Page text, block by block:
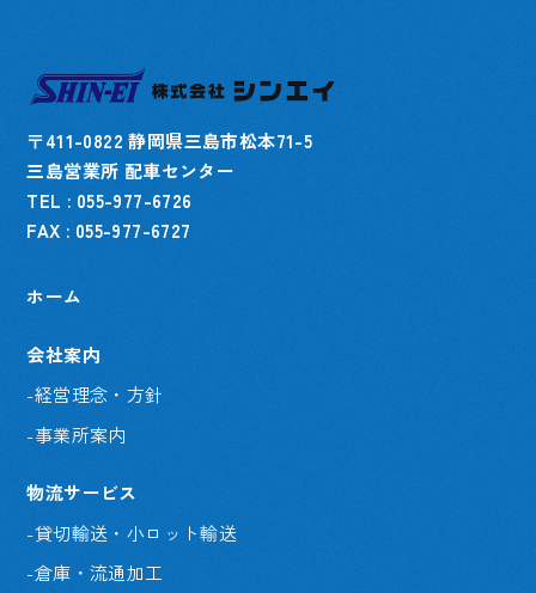
〒411-0822 静岡県三島市松本71-5
三島営業所 配車センター
TEL : 055-977-6726
FAX : 055-977-6727
ホーム
会社案内
-経営理念・方針
-事業所案内
物流サービス
-貸切輸送・小ロット輸送
-倉庫・流通加工